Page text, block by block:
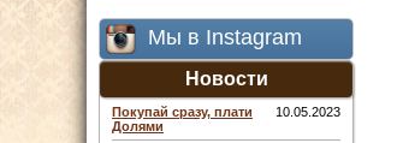
Мы в Instagram
Новости
Покупай сразу, плати
Долями
10.05.2023